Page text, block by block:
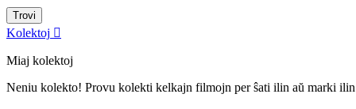
Kolektoj 
Miaj kolektoj
Neniu kolekto! Provu kolekti kelkajn filmojn per ŝati ilin aŭ marki ilin